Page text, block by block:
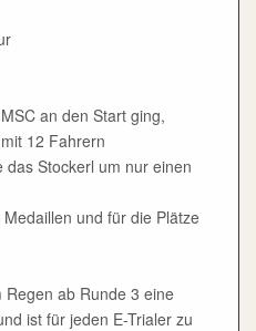
an den Start ging,
12 Fahrern
Stockerl um nur einen
und für die Plätze
ab Runde 3 eine
ist für jeden E-Trialer zu